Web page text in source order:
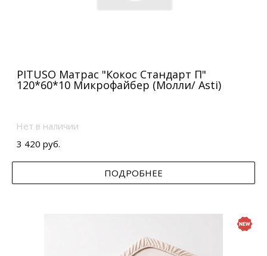
PITUSO Матрас "Кокос Стандарт П"
120*60*10 Микрофайбер (Молли/ Asti)
Нет в наличии
3 420 руб.
ПОДРОБНЕЕ